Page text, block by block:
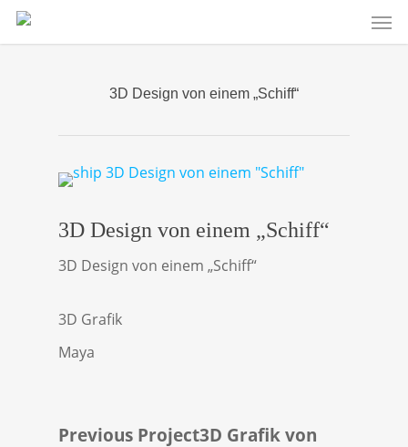
Skip
3D Design von einem „Schiff“
3D Design von einem „Schiff“
3D Design von einem „Schiff“
3D Grafik
Maya
Previous Project3D Grafik von